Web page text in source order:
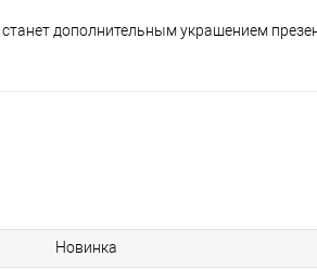
дополнительным украшением
Новинка